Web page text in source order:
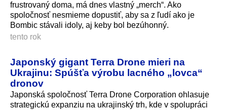
frustrovaný doma, má dnes vlastný „merch“. Ako
spoločnosť nesmieme dopustiť, aby sa z ľudí ako je
Bombic stávali idoly, aj keby bol bezúhonný.
tento rok
Japonský gigant Terra Drone mieri na
Ukrajinu: Spúšťa výrobu lacného „lovca“
dronov
Japonská spoločnosť Terra Drone Corporation ohlasuje
strategickú expanziu na ukrajinský trh, kde v spolupráci